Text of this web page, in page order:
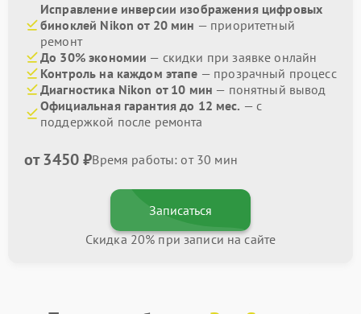
Исправление инверсии изображения цифровых
биноклей Nikon от 20 мин — приоритетный
ремонт
До 30% экономии — скидки при заявке онлайн
Контроль на каждом этапе — прозрачный процесс
Диагностика Nikon от 10 мин — понятный вывод
Официальная гарантия до 12 мес. — с
поддержкой после ремонта
от 3450 ₽Время работы: от 30 мин
Записаться
Скидка 20% при записи на сайте